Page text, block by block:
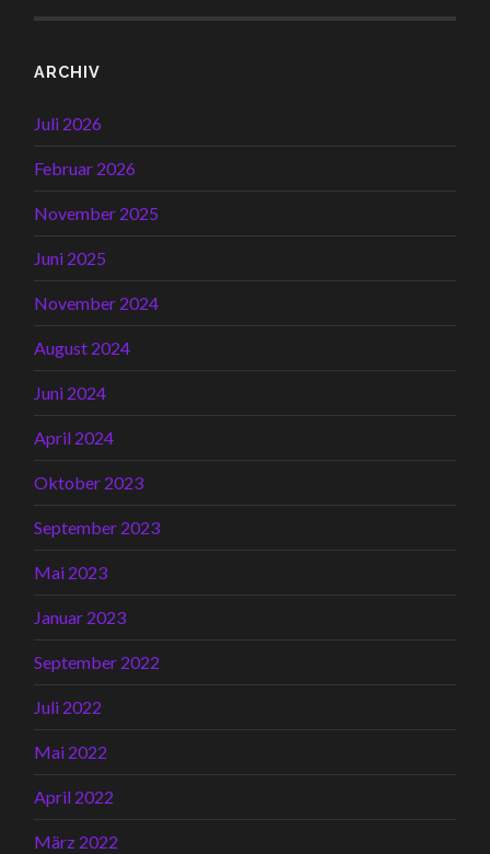
ARCHIV
Juli 2026
Februar 2026
November 2025
Juni 2025
November 2024
August 2024
Juni 2024
April 2024
Oktober 2023
September 2023
Mai 2023
Januar 2023
September 2022
Juli 2022
Mai 2022
April 2022
März 2022